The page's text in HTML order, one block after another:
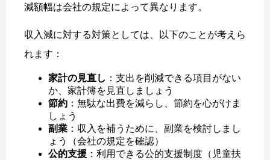
減額幅は会社の規定によって異なります。
収入減に対する対策としては、以下のことが考えら
れます：
家計の見直し ：支出を削減できる項目がない
か、家計簿を見直しましょう
節約 ：無駄な出費を減らし、節約を心がけま
しょう
副業 ：収入を補うために、副業を検討しまし
ょう（会社の規定を確認）
公的支援 ：利用できる公的支援制度（児童扶